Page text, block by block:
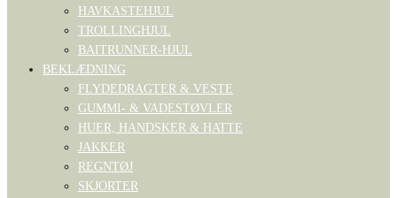
HAVKASTEHJUL
TROLLINGHJUL
BAITRUNNER-HJUL
BEKLÆDNING
FLYDEDRAGTER & VESTE
GUMMI- & VADESTØVLER
HUER, HANDSKER & HATTE
JAKKER
REGNTØJ
SKJORTER